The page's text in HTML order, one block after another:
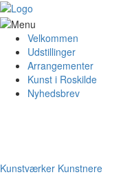
Velkommen
Udstillinger
Arrangementer
Kunst i Roskilde
Nyhedsbrev
Kunstværker Kunstnere